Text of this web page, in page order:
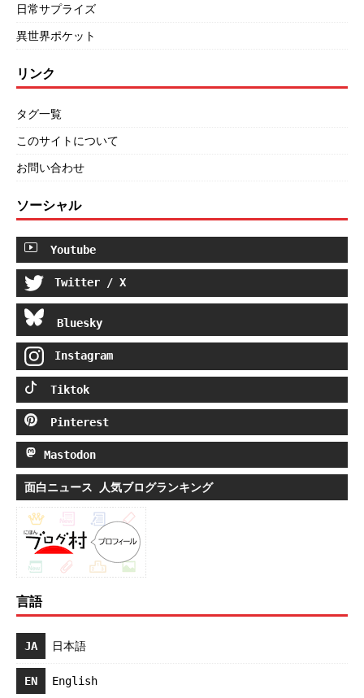
日常サプライズ
異世界ポケット
リンク
タグ一覧
このサイトについて
お問い合わせ
ソーシャル
Youtube
Twitter / X
Bluesky
Instagram
Tiktok
Pinterest
Mastodon
面白ニュース 人気ブログランキング
言語
JA 日本語
EN English